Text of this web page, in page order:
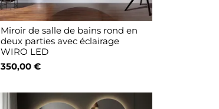
Miroir de salle de bains rond en
deux parties avec éclairage
WIRO LED
350,00 €